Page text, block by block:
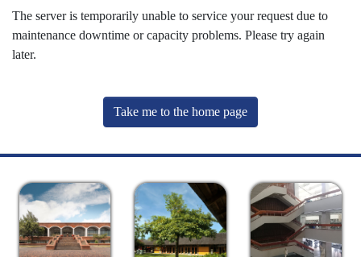
The server is temporarily unable to service your request due to
maintenance downtime or capacity problems. Please try again
later.
Take me to the home page